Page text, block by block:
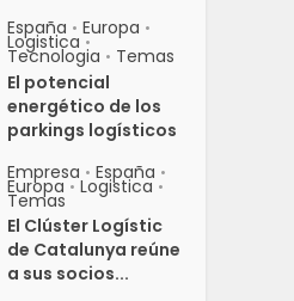
España • Europa •
Logistica •
Tecnologia • Temas
El potencial
energético de los
parkings logísticos
Empresa • España •
Europa • Logistica •
Temas
El Clúster Logístic
de Catalunya reúne
a sus socios...